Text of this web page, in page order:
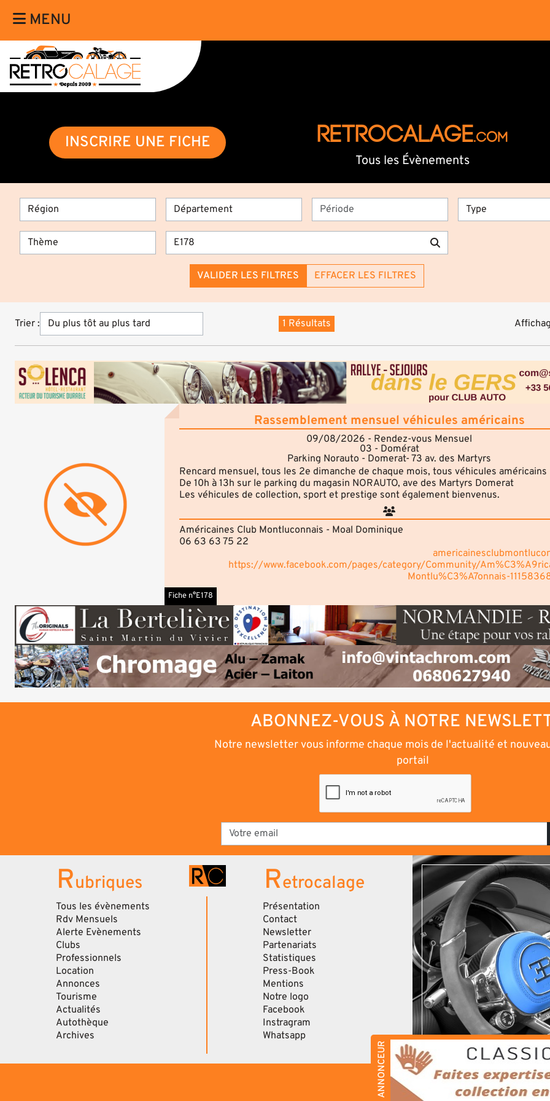
MENU
INSCRIRE UNE FICHE RETROCALAGE.com
Tous les Évènements
VALIDER LES FILTRES EFFACER LES FILTRES
Trier : 1 Résultats
Rassemblement mensuel véhicules américains
09/08/2026 - Rendez-vous Mensuel
03 - Domérat
Parking Norauto - Domerat- 73 av. des Martyrs
Rencard mensuel, tous les 2e dimanche de chaque mois, tous véhicules américains
De 10h à 13h sur le parking du magasin NORAUTO, ave des Martyrs Domerat
Les véhicules de collection, sport et prestige sont également bienvenus.
Américaines Club Montluconnais - Moal Dominique
06 63 63 75 22
https://www.facebook.com/pages/category/Community/
Montlu%C3%A7onnais-
Fiche n°E178
ABONNEZ-VOUS À NOTRE
Notre newsletter vous informe chaque mois de l'actualité et
portail
Rubriques
Tous les évènements
Rdv Mensuels
Alerte Evènements
Clubs
Professionnels
Location
Annonces
Tourisme
Actualités
Autothèque
Archives
Retrocalage
Présentation
Contact
Newsletter
Partenariats
Statistiques
Press-Book
Mentions
Notre logo
Facebook
Instragram
Whatsapp
ANNONCEUR